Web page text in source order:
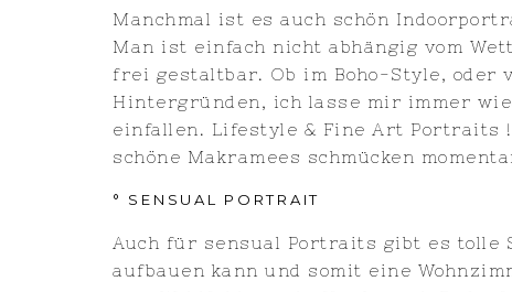
Manchmal ist es auch schön
Man ist einfach nicht abhängig vom
frei gestaltbar. Ob im Boho-Style, oder
Hintergründen, ich lasse mir immer
einfallen. Lifestyle & Fine Art Portraits !
schöne Makramees schmücken
° SENSUAL PORTRAIT
Auch für sensual Portraits gibt es tolle
aufbauen kann und somit eine